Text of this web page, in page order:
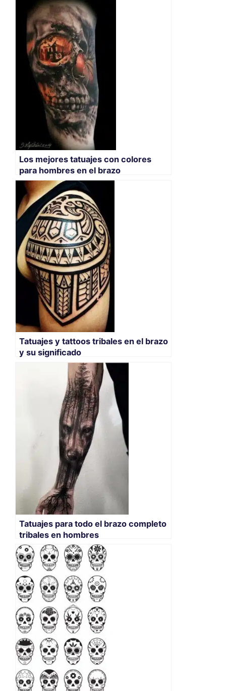
Los mejores tatuajes con colores
para hombres en el brazo
Tatuajes y tattoos tribales en el brazo
y su significado
Tatuajes para todo el brazo completo
tribales en hombres